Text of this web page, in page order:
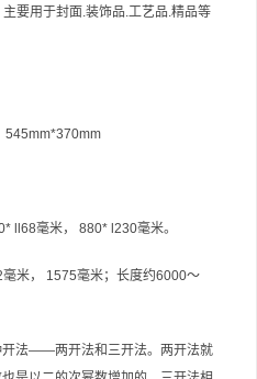
要用于封面.装饰品.工艺品.精品等
545mm*370mm
ll68毫米， 880* l230毫米。
米， 1575毫米；长度约6000～
开法——两开法和三开法。两开法就